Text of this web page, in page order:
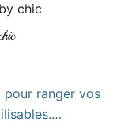
pour ranger vos